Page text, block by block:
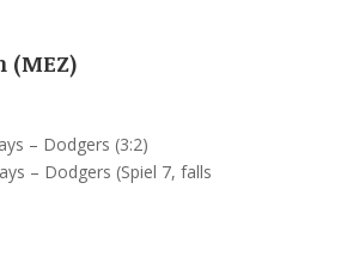
(MEZ)
– Dodgers (3:2)
– Dodgers (Spiel 7, falls